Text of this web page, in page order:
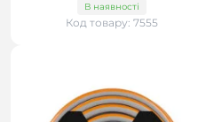
В наявності
Код товару: 7555